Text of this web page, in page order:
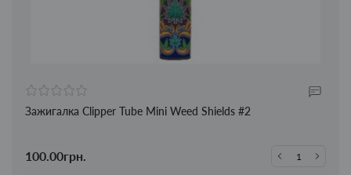
Зажигалка Clipper Tube Mini Weed Shields #2
100.00грн.